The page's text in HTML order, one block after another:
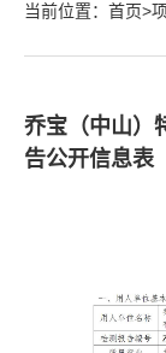
当前位置： 首页>
乔宝（中山）
告公开信息表